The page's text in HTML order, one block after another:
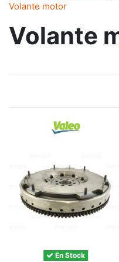
Volante motor
Volante
En Stock